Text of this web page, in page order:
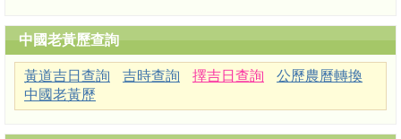
中國老黃歷查詢
黃道吉日查詢 吉時查詢 擇吉日查詢
公歷農曆轉換
中國老黃歷